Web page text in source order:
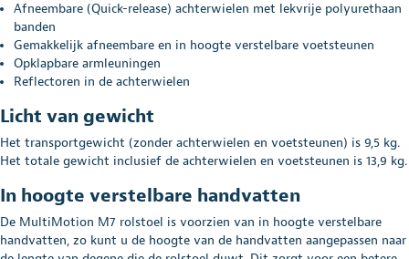
Afneembare (Quick-release) achterwielen met lekvrije polyurethaan
banden
Gemakkelijk afneembare en in hoogte verstelbare voetsteunen
Opklapbare armleuningen
Reflectoren in de achterwielen
Licht van gewicht
Het transportgewicht (zonder achterwielen en voetsteunen) is 9,5 kg.
Het totale gewicht inclusief de achterwielen en voetsteunen is 13,9 kg.
In hoogte verstelbare handvatten
De MultiMotion M7 rolstoel is voorzien van in hoogte verstelbare
handvatten, zo kunt u de hoogte van de handvatten aangepassen naar